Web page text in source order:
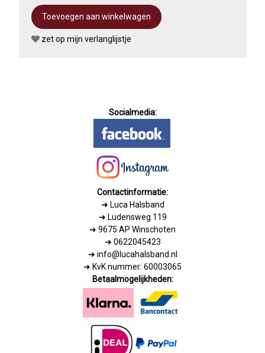
zet op mijn verlanglijstje
Socialmedia:
Contactinformatie:
➜ Luca Halsband
➜ Ludensweg 119
➜ 9675 AP Winschoten
➜ 0622045423
➜ info@lucahalsband.nl
➜ KvK nummer: 60003065
Betaalmogelijkheden: